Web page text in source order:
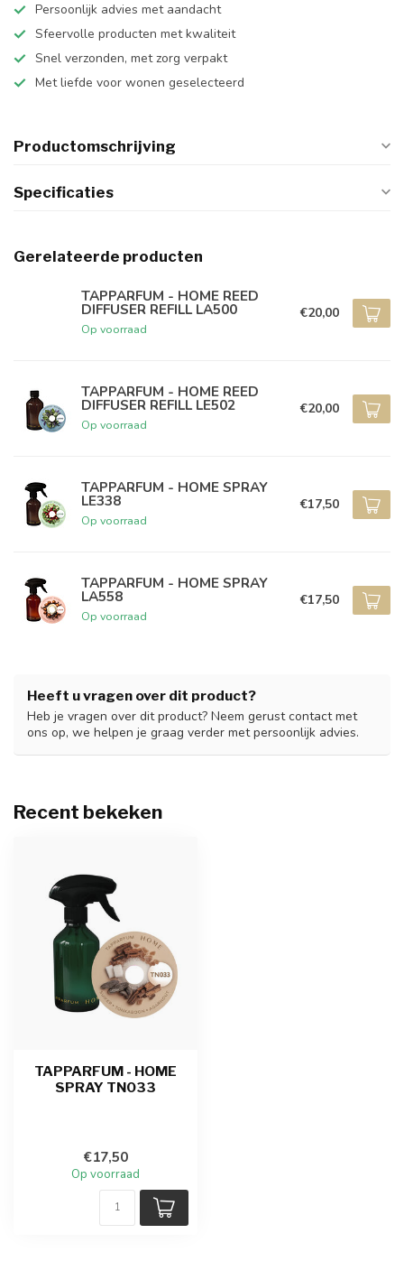
Persoonlijk advies met aandacht
Sfeervolle producten met kwaliteit
Snel verzonden, met zorg verpakt
Met liefde voor wonen geselecteerd
Productomschrijving
Specificaties
Gerelateerde producten
TAPPARFUM - HOME REED
DIFFUSER REFILL LA500
Op voorraad
€20,00
TAPPARFUM - HOME REED
DIFFUSER REFILL LE502
Op voorraad
€20,00
TAPPARFUM - HOME SPRAY
LE338
Op voorraad
€17,50
TAPPARFUM - HOME SPRAY
LA558
Op voorraad
€17,50
Heeft u vragen over dit product?
Heb je vragen over dit product? Neem gerust contact met
ons op, we helpen je graag verder met persoonlijk advies.
Recent bekeken
TAPPARFUM - HOME
SPRAY TN033
€17,50
Op voorraad